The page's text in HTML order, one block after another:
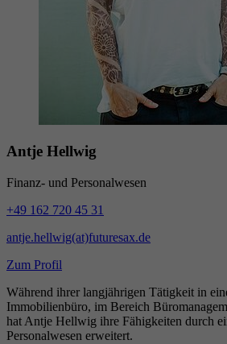
Antje Hellwig
Finanz- und Personalwesen
+49 162 720 45 31
antje.hellwig(at)futuresax.de
Zum Profil
Während ihrer langjährigen Tätigkeit in
Immobilienbüro, im Bereich
hat Antje Hellwig ihre Fähigkeiten durch
Personalwesen erweitert.